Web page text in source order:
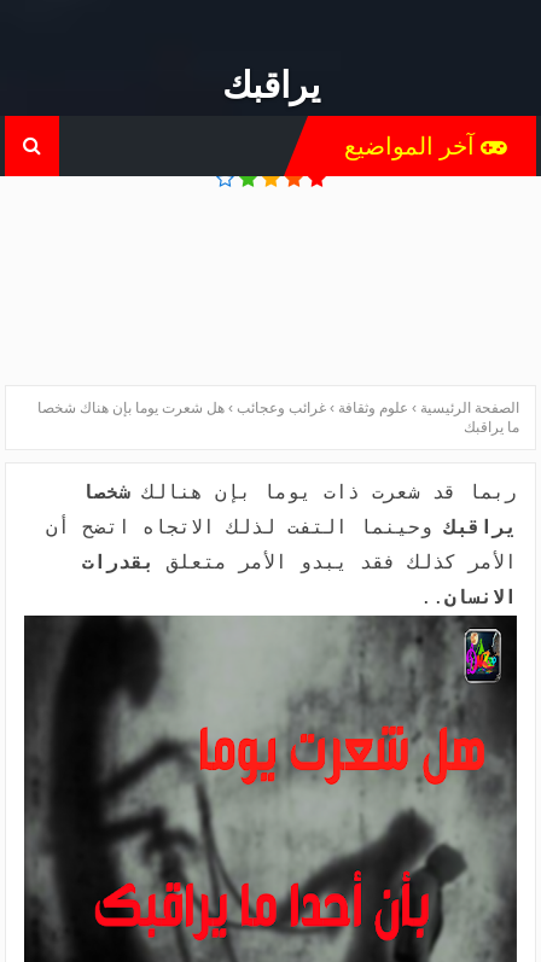
يراقبك
آخر المواضيع
الصفحة الرئيسية › علوم وثقافة ›غرائب وعجائب ›هل شعرت يوما بإن هناك شخصا
ما يراقبك
ربما قد شعرت ذات يوما بإن هنالكشخصا
يراقبكوحينما التفت لذلك الاتجاه اتضح أن
الأمر كذلك فقد يبدو الأمر متعلق
بقدرات
الانسان ..